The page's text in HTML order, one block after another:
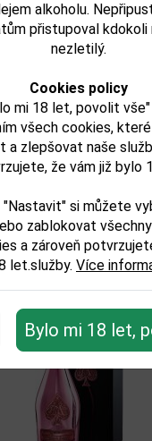
alkoholu.
přistupoval kdokoli
nezletilý.
Cookies policy
mi 18 let, povolit
všech cookies,
a zlepšovat naše
že vám již bylo
si můžete
zablokovat
a zároveň
let.služby. Více
Bylo mi 18 let,
de Brignac
11 909,00 Kč
Skladem